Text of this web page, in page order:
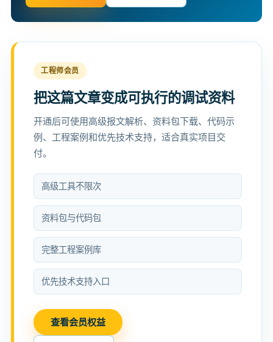
工程师会员
把这篇文章变成可执行的调试资料
开通后可使用高级报文解析、资料包下载、代码示
例、工程案例和优先技术支持，适合真实项目交
付。
高级工具不限次
资料包与代码包
完整工程案例库
优先技术支持入口
查看会员权益